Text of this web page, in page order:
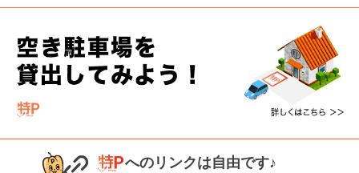
へのリンクは自由です♪